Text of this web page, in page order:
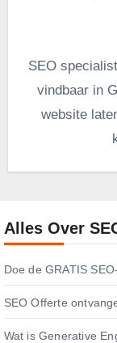
SEO
vindbaar in
website
Alles Over
Doe de GRATIS
SEO Offerte
Wat is Generative